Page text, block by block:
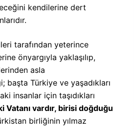
kendilerine dert
tarafından yeterince
önyargıyla yaklaşılıp,
asla
Türkiye ve yaşadıkları
insanlar için taşıdıkları
Vatanı vardır, birisi doğduğu
birliğinin yılmaz